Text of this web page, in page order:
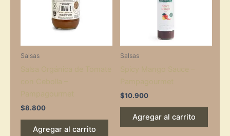
Salsas
$8.800
Agregar al carrito
Salsas
$10.900
Agregar al carrito